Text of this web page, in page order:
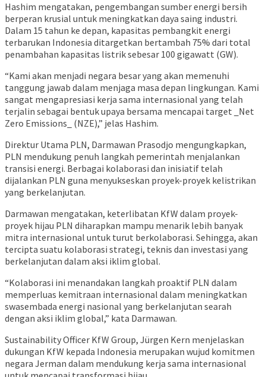
Hashim mengatakan, pengembangan sumber energi bersih
berperan krusial untuk meningkatkan daya saing industri.
Dalam 15 tahun ke depan, kapasitas pembangkit energi
terbarukan Indonesia ditargetkan bertambah 75% dari total
penambahan kapasitas listrik sebesar 100 gigawatt (GW).
“Kami akan menjadi negara besar yang akan memenuhi
tanggung jawab dalam menjaga masa depan lingkungan. Kami
sangat mengapresiasi kerja sama internasional yang telah
terjalin sebagai bentuk upaya bersama mencapai target _Net
Zero Emissions_ (NZE),” jelas Hashim.
Direktur Utama PLN, Darmawan Prasodjo mengungkapkan,
PLN mendukung penuh langkah pemerintah menjalankan
transisi energi. Berbagai kolaborasi dan inisiatif telah
dijalankan PLN guna menyukseskan proyek-proyek kelistrikan
yang berkelanjutan.
Darmawan mengatakan, keterlibatan KfW dalam proyek-
proyek hijau PLN diharapkan mampu menarik lebih banyak
mitra internasional untuk turut berkolaborasi. Sehingga, akan
tercipta suatu kolaborasi strategi, teknis dan investasi yang
berkelanjutan dalam aksi iklim global.
“Kolaborasi ini menandakan langkah proaktif PLN dalam
memperluas kemitraan internasional dalam meningkatkan
swasembada energi nasional yang berkelanjutan searah
dengan aksi iklim global,” kata Darmawan.
Sustainability Officer KfW Group, Jürgen Kern menjelaskan
dukungan KfW kepada Indonesia merupakan wujud komitmen
negara Jerman dalam mendukung kerja sama internasional